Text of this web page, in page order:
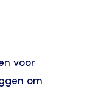
voor
om